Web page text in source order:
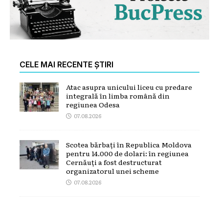
CELE MAI RECENTE ȘTIRI
Atac asupra unicului liceu cu predare
integrală în limba română din
regiunea Odesa
07.08.2026
Scotea bărbați în Republica Moldova
pentru 14.000 de dolari: în regiunea
Cernăuți a fost destructurat
organizatorul unei scheme
07.08.2026